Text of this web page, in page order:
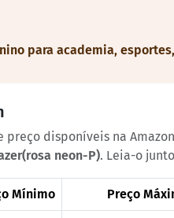
para academia,
preço disponíveis na
neon-P). Leia-o
Mínimo Preço